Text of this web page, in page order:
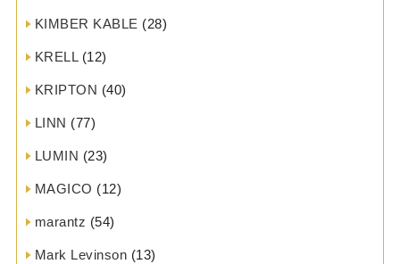
KIMBER KABLE (28)
KRELL(12)
KRIPTON (40)
LINN (77)
LUMIN (23)
MAGICO (12)
marantz (54)
Mark Levinson (13)